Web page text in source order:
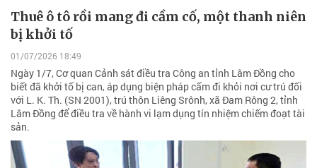
Thuê ô tô rồi mang đi cầm cố, một thanh niên
bị khởi tố
01/07/2026 18:49
Ngày 1/7, Cơ quan Cảnh sát điều tra Công an tỉnh Lâm Đồng cho
biết đã khởi tố bị can, áp dụng biện pháp cấm đi khỏi nơi cư trú đối
với L. K. Th. (SN 2001), trú thôn Liêng Srônh, xã Đam Rông 2, tỉnh
Lâm Đồng để điều tra về hành vi lạm dụng tín nhiệm chiếm đoạt tài
sản.